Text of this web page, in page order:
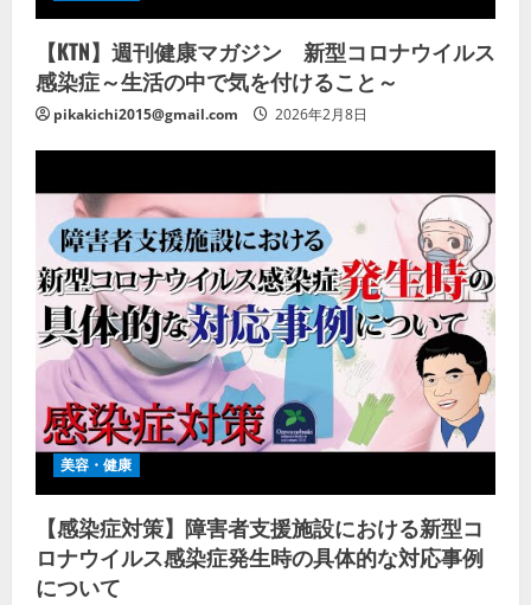
【KTN】週刊健康マガジン 新型コロナウイルス
感染症～生活の中で気を付けること～
pikakichi2015@gmail.com 2026年2月8日
美容・健康
【感染症対策】障害者支援施設における新型コ
ロナウイルス感染症発生時の具体的な対応事例
について